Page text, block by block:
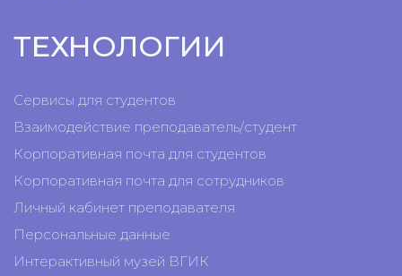
ТЕХНОЛОГИИ
Сервисы для студентов
Взаимодействие преподаватель/студент
Корпоративная почта для студентов
Корпоративная почта для сотрудников
Личный кабинет преподавателя
Персональные данные
Интерактивный музей ВГИК